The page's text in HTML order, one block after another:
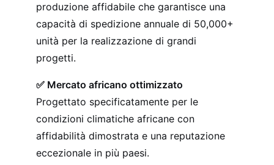
produzione affidabile che garantisce una
capacità di spedizione annuale di 50,000+
unità per la realizzazione di grandi
progetti.
✅ Mercato africano ottimizzato
Progettato specificatamente per le
condizioni climatiche africane con
affidabilità dimostrata e una reputazione
eccezionale in più paesi.